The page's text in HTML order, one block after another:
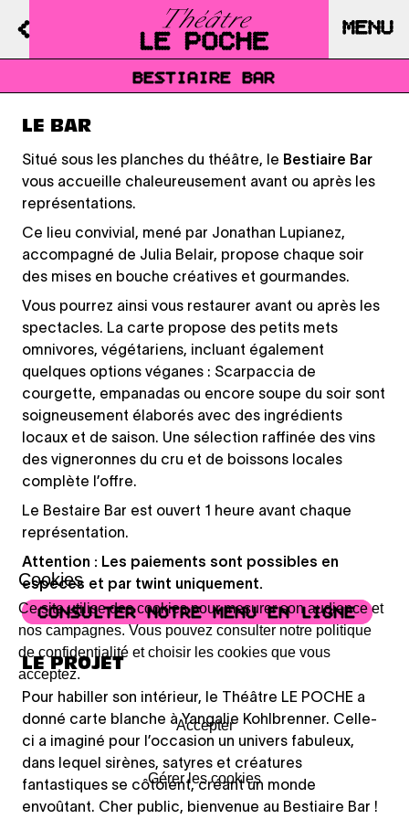
Cookies
Ce site utilise des cookies pour mesurer son audience et
nos campagnes. Vous pouvez consulter notre politique
de confidentialité et choisir les cookies que vous
acceptez.
Accepter
Gérer les cookies
MENU
BESTIAIRE BAR
LE BAR
Situé sous les planches du théâtre, le Bestiaire Bar
vous accueille chaleureusement avant ou après les
représentations.
Ce lieu convivial, mené par Jonathan Lupianez,
accompagné de Julia Belair, propose chaque soir
des mises en bouche créatives et gourmandes.
Vous pourrez ainsi vous restaurer avant ou après les
spectacles. La carte propose des petits mets
omnivores, végétariens, incluant également
quelques options véganes : Scarpaccia de
courgette, empanadas ou encore soupe du soir sont
soigneusement élaborés avec des ingrédients
locaux et de saison. Une sélection raffinée des vins
des vigneronnes du cru et de boissons locales
complète l’offre.
Le Bestaire Bar est ouvert 1 heure avant chaque
représentation.
Attention : Les paiements sont possibles en
espèces et par twint uniquement.
CONSULTER NOTRE MENU EN LIGNE
LE PROJET
Pour habiller son intérieur, le Théâtre LE POCHE a
donné carte blanche à Yangalie Kohlbrenner. Celle-
ci a imaginé pour l’occasion un univers fabuleux,
dans lequel sirènes, satyres et créatures
fantastiques se côtoient, créant un monde
envoûtant. Cher public, bienvenue au Bestiaire Bar !